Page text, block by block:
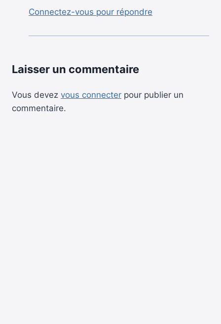
Connectez-vous pour répondre
Laisser un commentaire
Vous devez vous connecter pour publier un
commentaire.